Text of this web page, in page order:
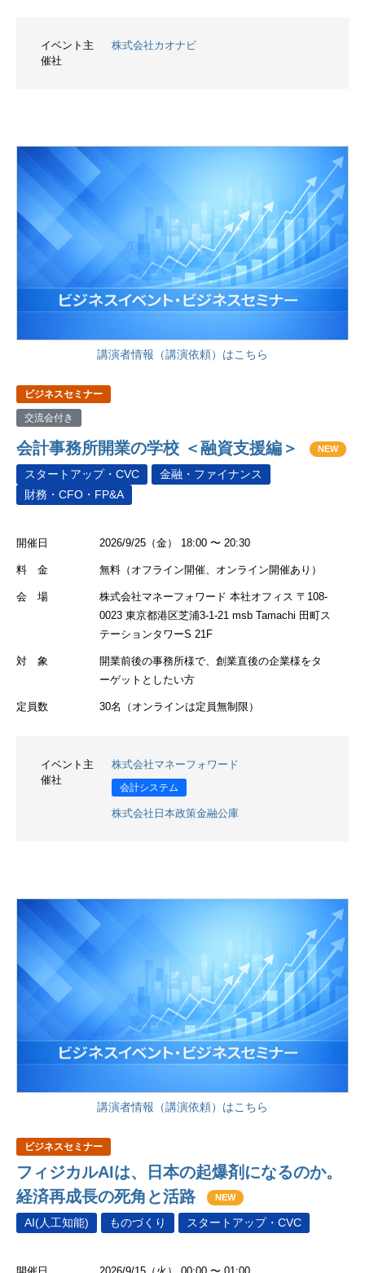
イベント主
催社
株式会社カオナビ
講演者情報（講演依頼）はこちら
ビジネスセミナー
交流会付き
会計事務所開業の学校 ＜融資支援編＞ NEW
スタートアップ・CVC
金融・ファイナンス
財務・CFO・FP&A
開催日 2026/9/25（金） 18:00 〜 20:30
料 金 無料（オフライン開催、オンライン開催あり）
会 場
株式会社マネーフォワード 本社オフィス 〒108-
0023 東京都港区芝浦3-1-21 msb Tamachi 田町ス
テーションタワーS 21F
対 象
開業前後の事務所様で、創業直後の企業様をタ
ーゲットとしたい方
定員数 30名（オンラインは定員無制限）
イベント主
催社
株式会社マネーフォワード
会計システム
株式会社日本政策金融公庫
講演者情報（講演依頼）はこちら
ビジネスセミナー
フィジカルAIは、日本の起爆剤になるのか。
経済再成長の死角と活路
NEW
AI(人工知能) ものづくり スタートアップ・CVC